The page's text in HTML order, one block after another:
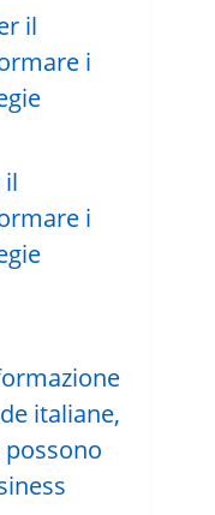
il
i